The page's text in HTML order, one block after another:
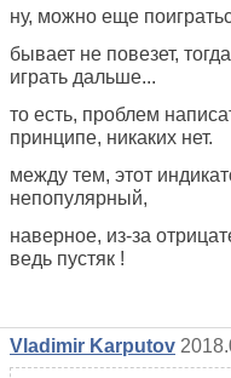
ну, можно еще
бывает не повезет,
играть дальше...
то есть, проблем
принципе, никаких нет.
между тем, этот
непопулярный,
наверное, из-за
ведь пустяк !
Vladimir Karputov